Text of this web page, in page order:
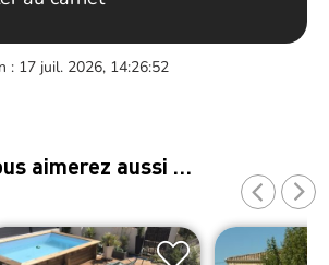
: 17 juil. 2026, 14:26:52
aimerez aussi …